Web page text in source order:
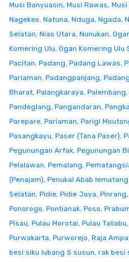
Musi Banyuasin, Musi Rawas, Musi
Nagekeo, Natuna, Nduga, Ngada,
Selatan, Nias Utara, Nunukan,
Komering Ulu, Ogan Komering Ulu
Pacitan, Padang, Padang Lawas,
Pariaman, Padangpanjang,
Bharat, Palangkaraya, Palembang,
Pandeglang, Pangandaran,
Parepare, Pariaman, Parigi
Pasangkayu, Paser (Tana Paser),
Pegunungan Arfak, Pegunungan
Pelalawan, Pemalang,
(Penajam), Penukal Abab
Selatan, Pidie, Pidie Jaya, Pinrang,
Ponorogo, Pontianak, Poso,
Pisau, Pulau Morotai, Pulau Taliabu,
Purwakarta, Purworejo, Raja
besi siku lubang 5 susun, rak besi